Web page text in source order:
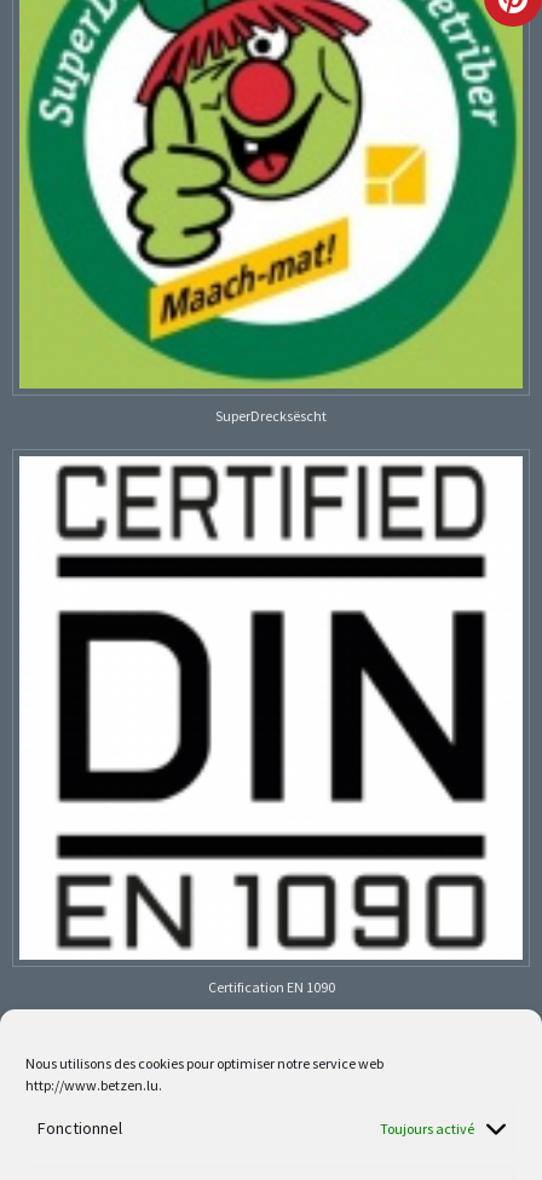
Nous utilisons des cookies pour optimiser notre service web
http://www.betzen.lu.
Fonctionnel Toujours activé
SuperDrecksëscht
Certification EN 1090
Follow us on social media